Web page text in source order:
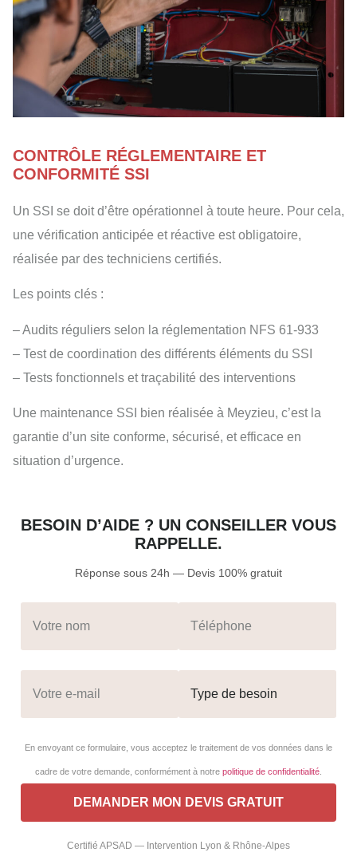
CONTRÔLE RÉGLEMENTAIRE ET
CONFORMITÉ SSI
Un SSI se doit d’être opérationnel à toute heure. Pour cela,
une vérification anticipée et réactive est obligatoire,
réalisée par des techniciens certifiés.
Les points clés :
– Audits réguliers selon la réglementation NFS 61-933
– Test de coordination des différents éléments du SSI
– Tests fonctionnels et traçabilité des interventions
Une maintenance SSI bien réalisée à Meyzieu, c’est la
garantie d’un site conforme, sécurisé, et efficace en
situation d’urgence.
BESOIN D’AIDE ? UN CONSEILLER VOUS
RAPPELLE.
Réponse sous 24h — Devis 100% gratuit
En envoyant ce formulaire, vous acceptez le traitement de vos données dans le
cadre de votre demande, conformément à notre politique de confidentialité
Certifié APSAD — Intervention Lyon & Rhône-Alpes